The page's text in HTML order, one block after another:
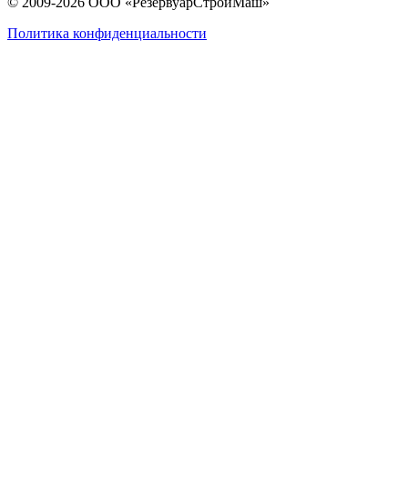
Политика конфиденциальности